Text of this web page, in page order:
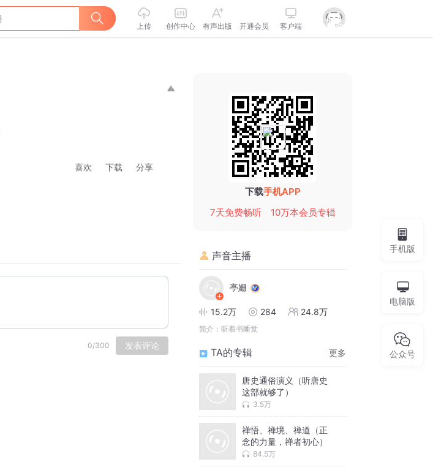
上传 创作中心 有声出版 开通会员 客户端
喜欢 下载 分享
0/300 发表评论
下载手机APP
7天免费畅听
10万本会员专辑
声音主播
亭姗
15.2万 284 24.8万
简介： 听着书睡觉
TA的专辑 更多
唐史通俗演义（听唐史
这部就够了）
3.5万
禅悟、禅境、禅道（正
念的力量，禅者初心）
84.5万
手机版
电脑版
公众号